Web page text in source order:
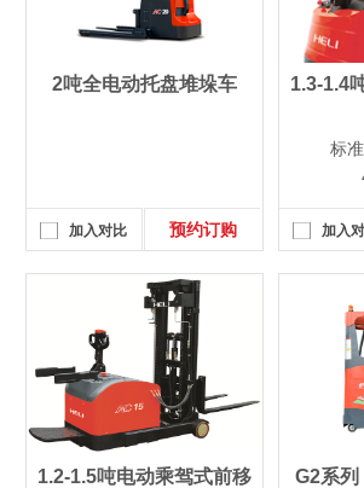
2吨全电动托盘堆垛车
加入对比 预约订购
1.3-1.4
标
加入
1.2-1.5吨电动乘驾式前移
G2系列